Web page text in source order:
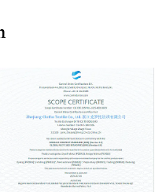
600 alat tenun
tenun picanol rapier.
Swiss Staubli Delta110,
mesin ukuran Karl
tinggi Swiss
udara Sullair